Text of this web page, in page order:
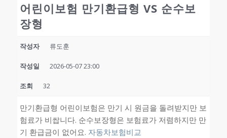
어린이보험 만기환급형 VS 순수보
장형
작성자 류도훈
작성일 2026-05-07 23:00
조회 32
만기환급형 어린이보험은 만기 시 원금을 돌려받지만 보
험료가 비쌉니다. 순수보장형은 보험료가 저렴하지만 만
기 환급금이 없어요. 자동차보험비교